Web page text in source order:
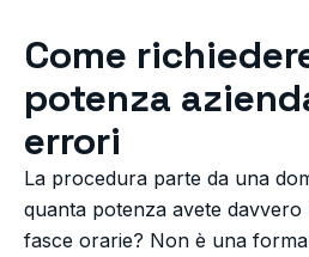
Come
potenza
errori
La procedura parte da una
quanta potenza avete davvero
fasce orarie? Non è una